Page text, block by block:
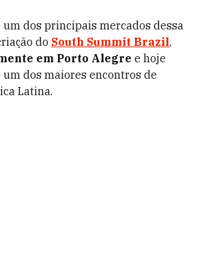
dos principais mercados dessa
do South Summit Brazil,
em Porto Alegre e hoje
dos maiores encontros de
Latina.